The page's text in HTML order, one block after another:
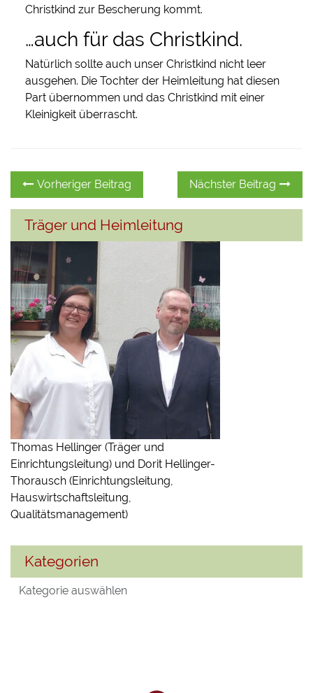
Christkind zur Bescherung kommt.
…auch für das Christkind.
Natürlich sollte auch unser Christkind nicht leer
ausgehen. Die Tochter der Heimleitung hat diesen
Part übernommen und das Christkind mit einer
Kleinigkeit überrascht.
Beitragsnavigation
Vorheriger Beitrag
Vorheriger
Beitrag:
Nächster Beitrag
Träger und Heimleitung
Thomas Hellinger (Träger und
Einrichtungsleitung) und Dorit Hellinger-
Thorausch (Einrichtungsleitung,
Hauswirtschaftsleitung,
Qualitätsmanagement)
Kategorien
Kategorien